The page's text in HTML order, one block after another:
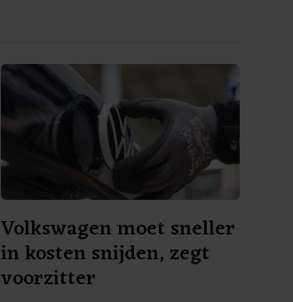
Volkswagen moet sneller
in kosten snijden, zegt
voorzitter